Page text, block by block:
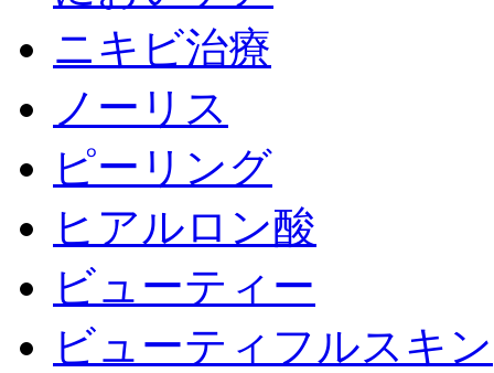
ニキビ治療
ノーリス
ピーリング
ヒアルロン酸
ビューティー
ビューティフルスキン